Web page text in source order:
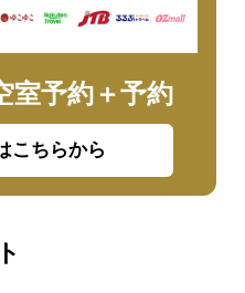
室予約＋予約
こちらから